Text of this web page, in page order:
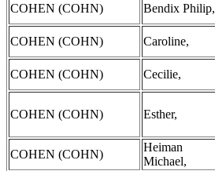
COHEN (COHN) Bendix Philip,
COHEN (COHN) Caroline,
COHEN (COHN) Cecilie,
COHEN (COHN) Esther,
COHEN (COHN)
Heiman
Michael,